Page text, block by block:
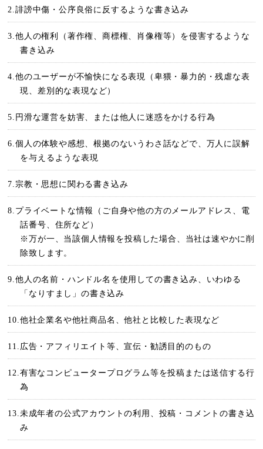
2.誹謗中傷・公序良俗に反するような書き込み
3.他人の権利（著作権、商標権、肖像権等）を侵害するような
書き込み
4.他のユーザーが不愉快になる表現（卑猥・暴力的・残虐な表
現、差別的な表現など）
5.円滑な運営を妨害、または他人に迷惑をかける行為
6.個人の体験や感想、根拠のないうわさ話などで、万人に誤解
を与えるような表現
7.宗教・思想に関わる書き込み
8.プライベートな情報（ご自身や他の方のメールアドレス、電
話番号、住所など）
※万が一、当該個人情報を投稿した場合、当社は速やかに削
除致します。
9.他人の名前・ハンドル名を使用しての書き込み、いわゆる
「なりすまし」の書き込み
10.他社企業名や他社商品名、他社と比較した表現など
11.広告・アフィリエイト等、宣伝・勧誘目的のもの
12.有害なコンピュータープログラム等を投稿または送信する行
為
13.未成年者の公式アカウントの利用、投稿・コメントの書き込
み